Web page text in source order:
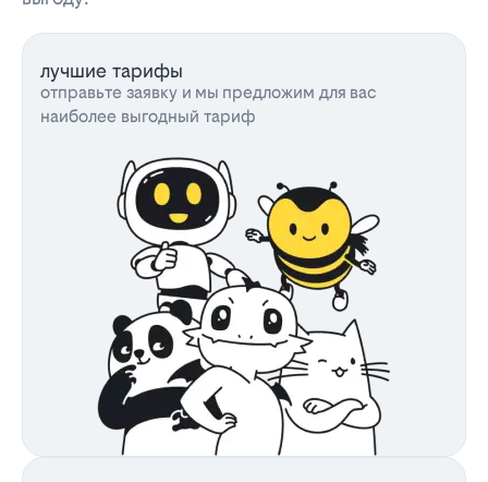
лучшие тарифы
отправьте заявку и мы предложим для вас
наиболее выгодный тариф